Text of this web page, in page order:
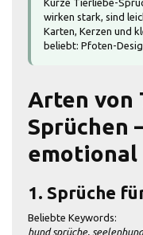
Kurze Tierliebe-
wirken stark, sind
Karten, Kerzen und
beliebt: Pfoten-
Arten von
Sprüchen
emotional
1. Sprüche
Beliebte Keywords:
hund sprüche,